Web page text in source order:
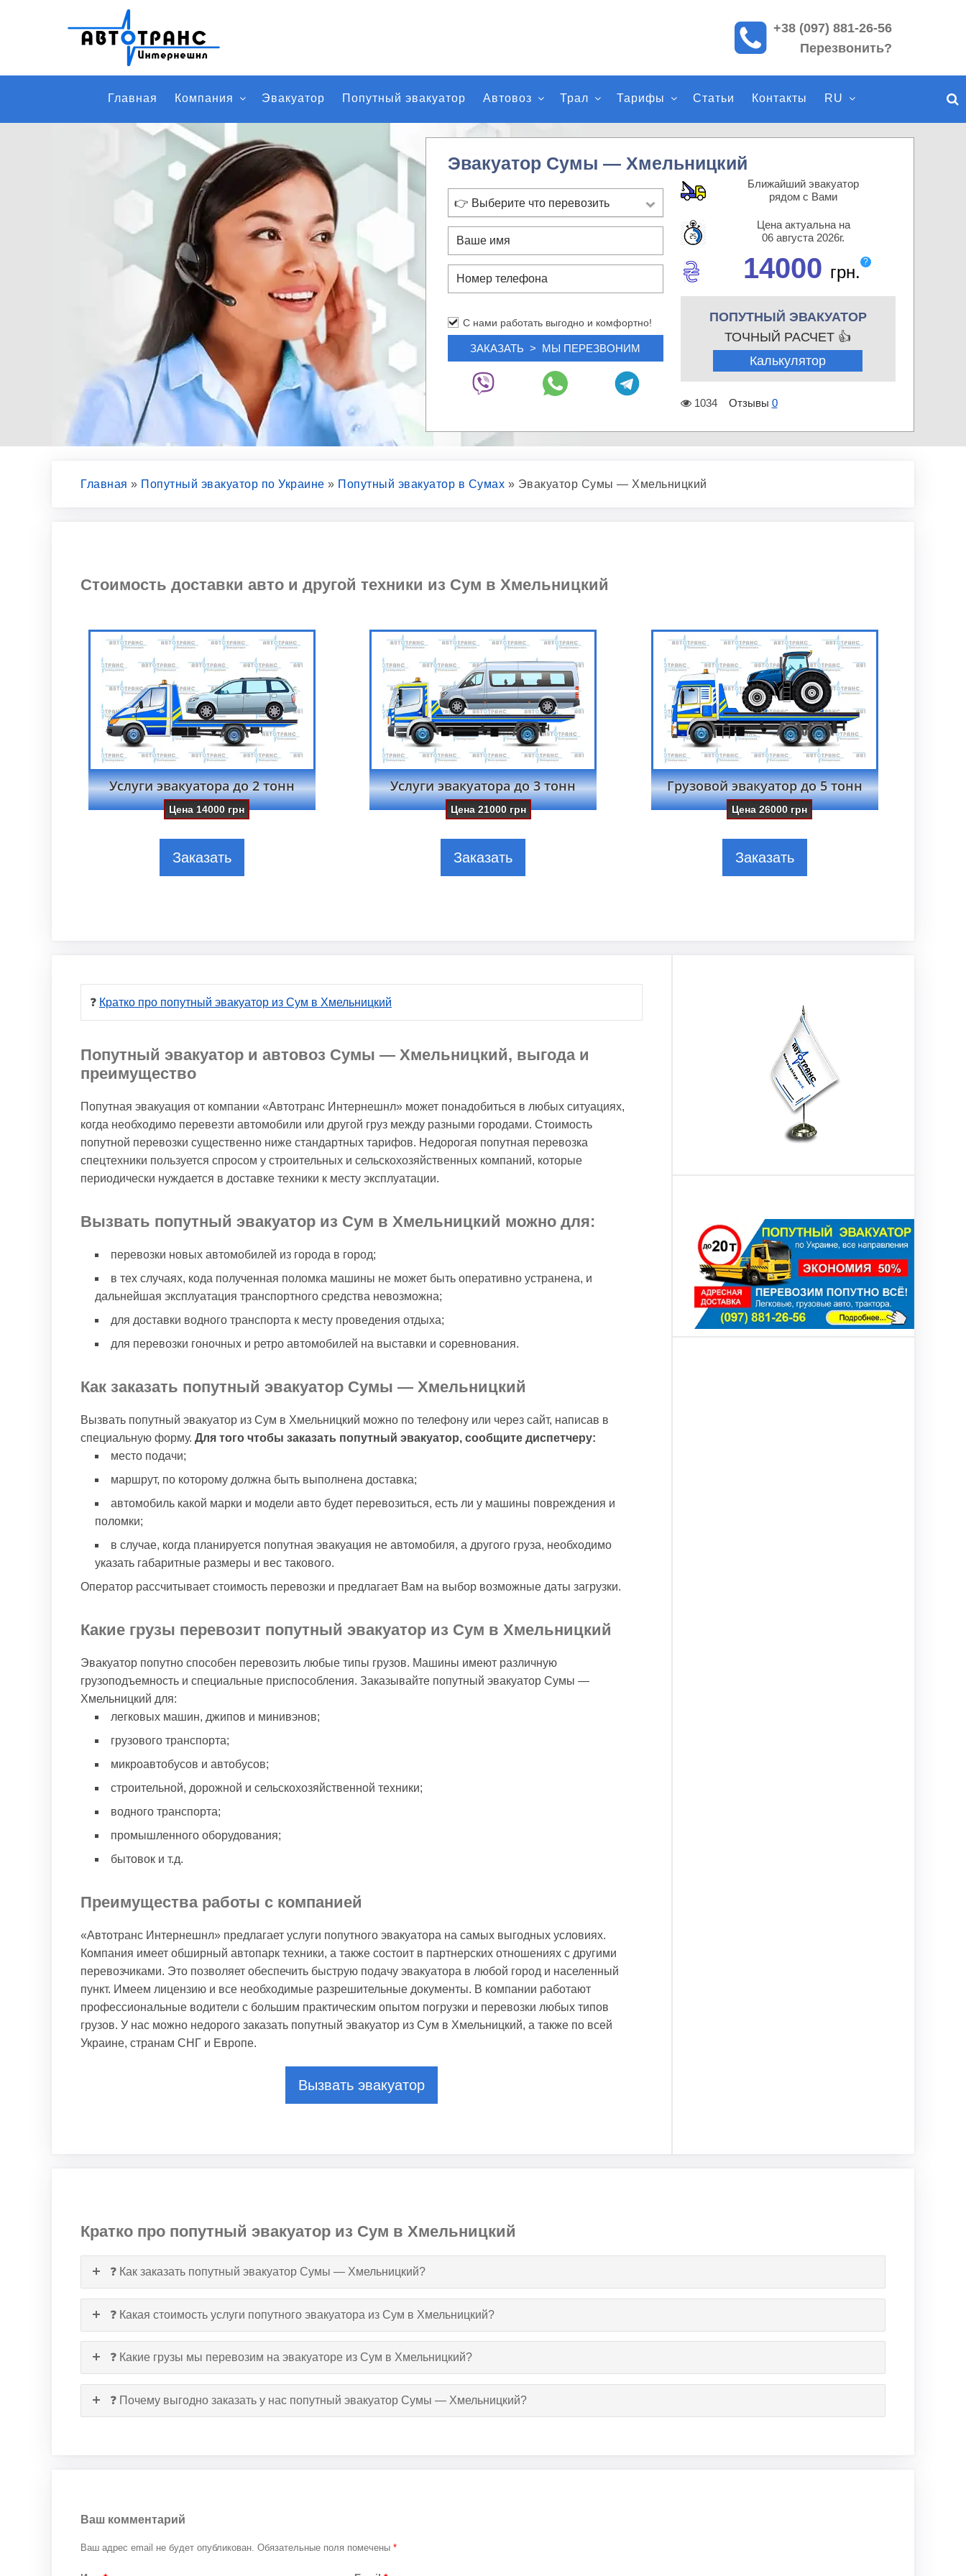
к
п
о
й
у
+38 (097) 881-26-56
Перезвонить?
Главная Компания Эвакуатор Попутный эвакуатор Автовоз Трал Тарифы Статьи Контакты RU
Эвакуатор Сумы — Хмельницкий
👉 Выберите что перевозить
С нами работать выгодно и комфортно!
Ближайший эвакуатор
рядом с Вами
Цена актуальна на
06 августа 2026г.
14000 грн.
?
ПОПУТНЫЙ ЭВАКУАТОР
ТОЧНЫЙ РАСЧЕТ 👍
Калькулятор
1034 Отзывы 0
Главная » Попутный эвакуатор по Украине » Попутный эвакуатор в Сумах » Эвакуатор Сумы — Хмельницкий
Стоимость доставки авто и другой техники из Сум в Хмельницкий
Услуги эвакуатора до 2 тонн
Цена 14000 грн
Заказать
Услуги эвакуатора до 3 тонн
Цена 21000грн
Заказать
Грузовой эвакуатор до 5 тонн
Цена26000 грн
Заказать
❓ Кратко про попутный эвакуатор из Сум в Хмельницкий
Попутный эвакуатор и автовоз Сумы — Хмельницкий, выгода и
преимущество
Попутная эвакуация от компании «Автотранс Интернешнл» может понадобиться в любых ситуациях,
когда необходимо перевезти автомобили или другой груз между разными городами. Стоимость
попутной перевозки существенно ниже стандартных тарифов. Недорогая попутная перевозка
спецтехники пользуется спросом у строительных и сельскохозяйственных компаний, которые
периодически нуждается в доставке техники к месту эксплуатации.
Вызвать попутный эвакуатор из Сум в Хмельницкий можно для:
перевозки новых автомобилей из города в город;
в тех случаях, кода полученная поломка машины не может быть оперативно устранена, и
дальнейшая эксплуатация транспортного средства невозможна;
для доставки водного транспорта к месту проведения отдыха;
для перевозки гоночных и ретро автомобилей на выставки и соревнования.
Как заказать попутный эвакуатор Сумы — Хмельницкий
Вызвать попутный эвакуатор из Сум в Хмельницкий можно по телефону или через сайт, написав в
специальную форму. Для того чтобы заказать попутный эвакуатор, сообщите диспетчеру:
место подачи;
маршрут, по которому должна быть выполнена доставка;
автомобиль какой марки и модели авто будет перевозиться, есть ли у машины повреждения и
поломки;
в случае, когда планируется попутная эвакуация не автомобиля, а другого груза, необходимо
указать габаритные размеры и вес такового.
Оператор рассчитывает стоимость перевозки и предлагает Вам на выбор возможные даты загрузки.
Какие грузы перевозит попутный эвакуатор из Сум в Хмельницкий
Эвакуатор попутно способен перевозить любые типы грузов. Машины имеют различную
грузоподъемность и специальные приспособления. Заказывайте попутный эвакуатор Сумы —
Хмельницкий для:
легковых машин, джипов и минивэнов;
грузового транспорта;
микроавтобусов и автобусов;
строительной, дорожной и сельскохозяйственной техники;
водного транспорта;
промышленного оборудования;
бытовок и т.д.
Преимущества работы с компанией
«Автотранс Интернешнл» предлагает услуги попутного эвакуатора на самых выгодных условиях.
Компания имеет обширный автопарк техники, а также состоит в партнерских отношениях с другими
перевозчиками. Это позволяет обеспечить быструю подачу эвакуатора в любой город и населенный
пункт. Имеем лицензию и все необходимые разрешительные документы. В компании работают
профессиональные водители с большим практическим опытом погрузки и перевозки любых типов
грузов. У нас можно недорого заказать попутный эвакуатор из Сум в Хмельницкий, а также по всей
Украине, странам СНГ и Европе.
Вызвать эвакуатор
Кратко про попутный эвакуатор из Сум в Хмельницкий
❓ Как заказать попутный эвакуатор Сумы — Хмельницкий?
❓ Какая стоимость услуги попутного эвакуатора из Сум в Хмельницкий?
❓ Какие грузы мы перевозим на эвакуаторе из Сум в Хмельницкий?
❓ Почему выгодно заказать у нас попутный эвакуатор Сумы — Хмельницкий?
Ваш комментарий
Ваш адрес email не будет опубликован. Обязательные поля помечены *